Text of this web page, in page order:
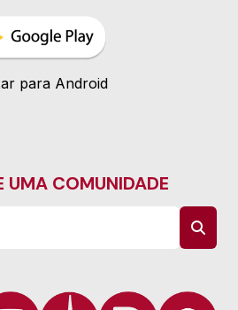
para Android
UMA COMUNIDADE